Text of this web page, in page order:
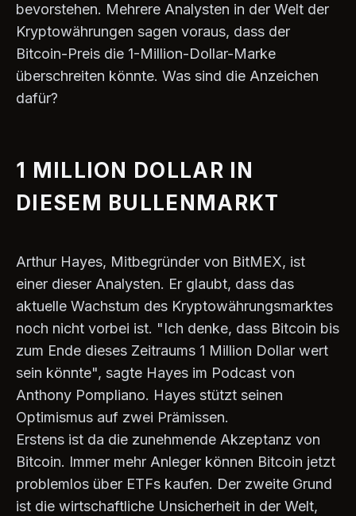
bevorstehen. Mehrere Analysten in der Welt der
Kryptowährungen sagen voraus, dass der
Bitcoin-Preis die 1-Million-Dollar-Marke
überschreiten könnte. Was sind die Anzeichen
dafür?
1 MILLION DOLLAR IN
DIESEM BULLENMARKT
Arthur Hayes, Mitbegründer von BitMEX, ist
einer dieser Analysten. Er glaubt, dass das
aktuelle Wachstum des Kryptowährungsmarktes
noch nicht vorbei ist. "Ich denke, dass Bitcoin bis
zum Ende dieses Zeitraums 1 Million Dollar wert
sein könnte", sagte Hayes im Podcast von
Anthony Pompliano. Hayes stützt seinen
Optimismus auf zwei Prämissen.
Erstens ist da die zunehmende Akzeptanz von
Bitcoin. Immer mehr Anleger können Bitcoin jetzt
problemlos über ETFs kaufen. Der zweite Grund
ist die wirtschaftliche Unsicherheit in der Welt,